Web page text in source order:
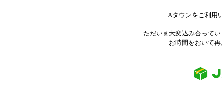
JAタウンをご利用
ただいま大変込み合って
お時間をおいて